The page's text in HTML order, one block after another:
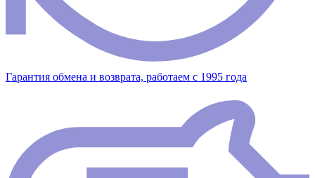
Гарантия обмена и возврата, работаем с 1995 года